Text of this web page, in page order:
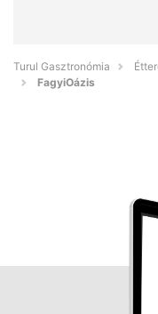
Turul Gasztronómia
FagyiOázis